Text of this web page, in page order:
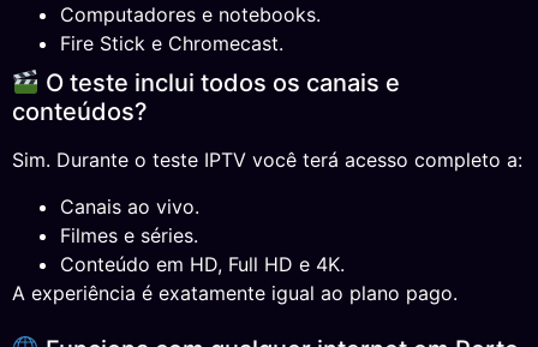
Computadores e notebooks.
Fire Stick e Chromecast.
O teste inclui todos os canais e
conteúdos?
Sim. Durante o teste IPTV você terá acesso completo a:
Canais ao vivo.
Filmes e séries.
Conteúdo em HD, Full HD e 4K.
A experiência é exatamente igual ao plano pago.